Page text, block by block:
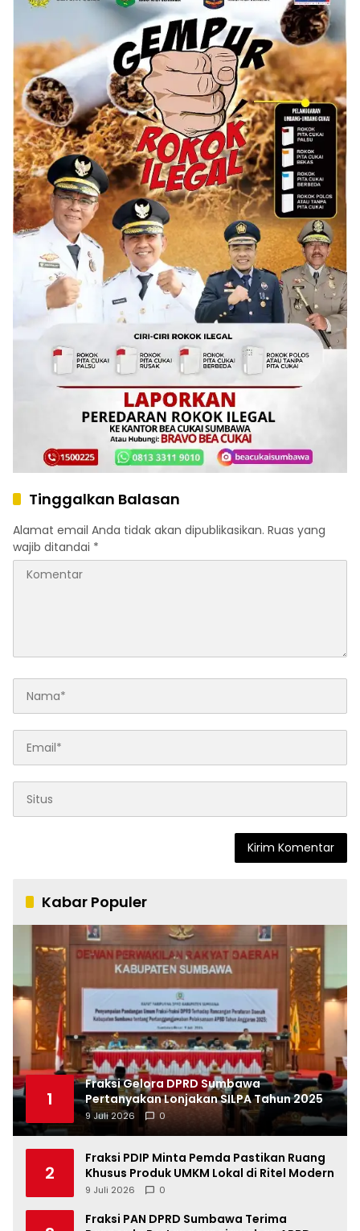
Tinggalkan Balasan
Alamat email Anda tidak akan dipublikasikan. Ruas yang
wajib ditandai *
Kabar Populer
1
Fraksi Gelora DPRD Sumbawa
Pertanyakan Lonjakan SILPA Tahun 2025
9 Juli 2026 0
2
Fraksi PDIP Minta Pemda Pastikan Ruang
Khusus Produk UMKM Lokal di Ritel Modern
9 Juli 2026 0
Fraksi PAN DPRD Sumbawa Terima